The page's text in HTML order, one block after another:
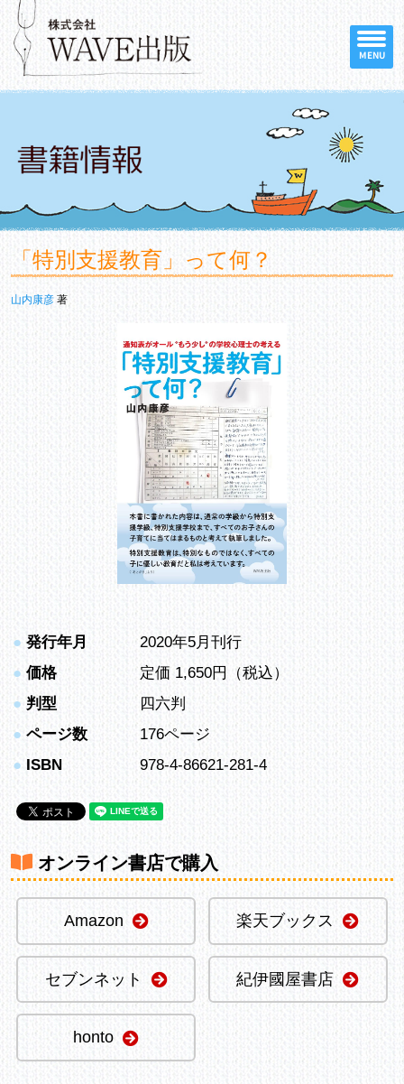
MENU
「特別支援教育」って何？
山内康彦 著
● 発行年月
2020年5月刊行
● 価格
定価 1,650円（税込）
● 判型
四六判
● ページ数
176ページ
● ISBN 978-4-86621-281-4
オンライン書店で購入
Amazon 楽天ブックス
セブンネット 紀伊國屋書店
honto